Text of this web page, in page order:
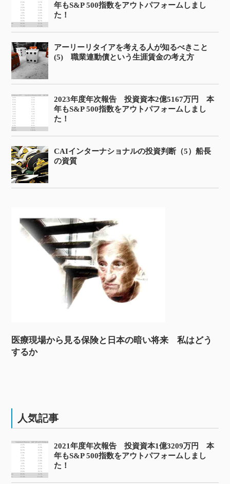
年もS&P 500指数をアウトパフォームしまし
た！
アーリーリタイアを考える人が知るべきこと
(5) 職業連動債という生涯賃金の考え方
2023年度年次報告 投資資本2億5167万円 本
年もS&P 500指数をアウトパフォームしまし
た！
CAIインターナショナルの投資判断（5）船長
の資質
医療現場から見る保険と日本の暗い将来 私はどう
するか
人気記事
2021年度年次報告 投資資本1億3209万円 本
年もS&P 500指数をアウトパフォームしまし
た！